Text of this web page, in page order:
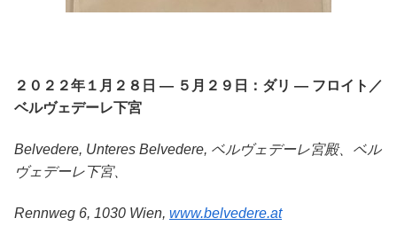
２０２２年１月２８日 — ５月２９日：ダリ — フロイト／
ベルヴェデーレ下宮
Belvedere, Unteres Belvedere, ベルヴェデーレ宮殿、ベル
ヴェデーレ下宮、
Rennweg 6, 1030 Wien, www.belvedere.at